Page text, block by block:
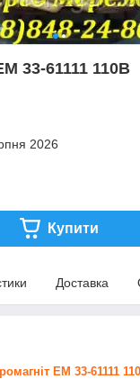
33-61111 110В
2026
Купити
Доставка
ЕМ 33-61111